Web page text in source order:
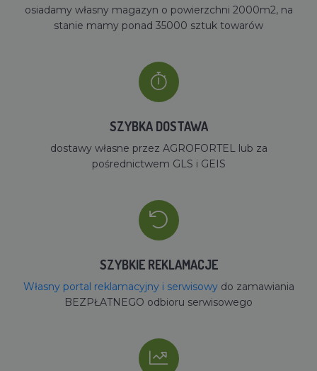
osiadamy własny magazyn o powierzchni 2000m2, na
stanie mamy ponad 35000 sztuk towarów
SZYBKA DOSTAWA
dostawy własne przez AGROFORTEL lub za
pośrednictwem GLS i GEIS
SZYBKIE REKLAMACJE
Własny portal reklamacyjny i serwisowydo zamawiania
BEZPŁATNEGO odbioru serwisowego